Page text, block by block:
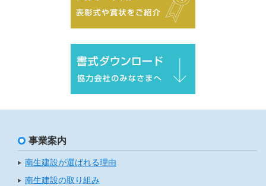
事業案内
南生建設が選ばれる理由
南生建設の取り組み